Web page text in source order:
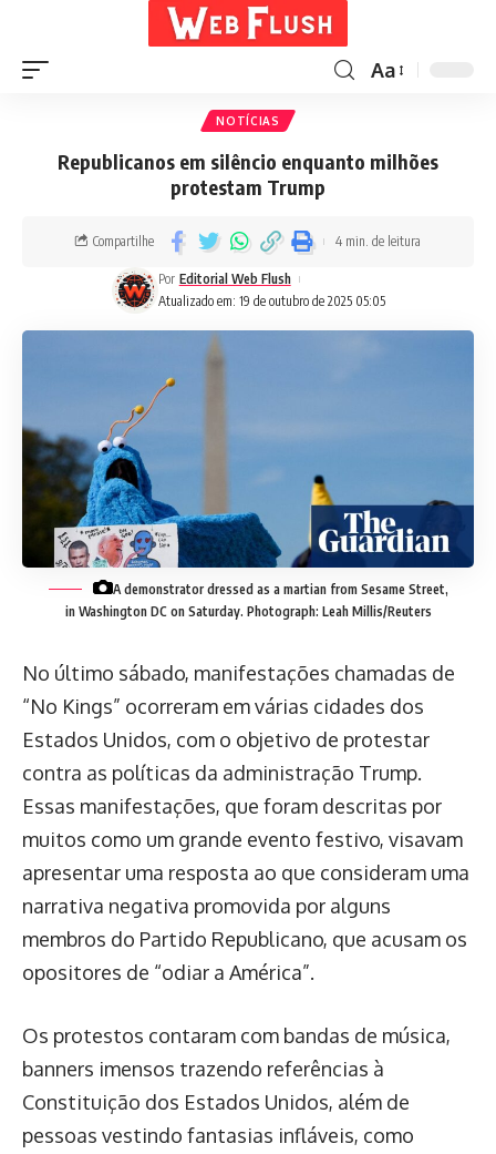
Aa
NOTÍCIAS
Republicanos em silêncio enquanto milhões
protestam Trump
Atualizado em: 19 de outubro de 2025 05:05
Por Editorial Web Flush
Compartilhe 4 min. de leitura
A demonstrator dressed as a martian from Sesame Street,
in Washington DC on Saturday. Photograph: Leah Millis/Reuters
No último sábado, manifestações chamadas de
“No Kings” ocorreram em várias cidades dos
Estados Unidos, com o objetivo de protestar
contra as políticas da administração Trump.
Essas manifestações, que foram descritas por
muitos como um grande evento festivo, visavam
apresentar uma resposta ao que consideram uma
narrativa negativa promovida por alguns
membros do Partido Republicano, que acusam os
opositores de “odiar a América”.
Os protestos contaram com bandas de música,
banners imensos trazendo referências à
Constituição dos Estados Unidos, além de
pessoas vestindo fantasias infláveis, como